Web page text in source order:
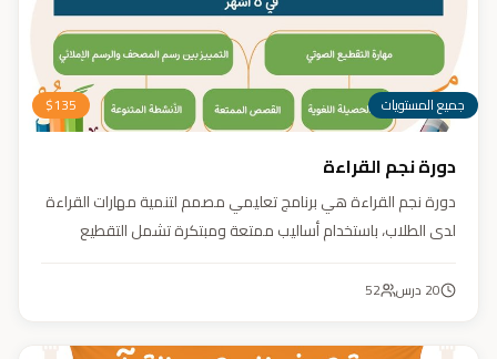
جميع المستويات $135
دورة نجم القراءة
دورة نجم القراءة هي برنامج تعليمي مصمم لتنمية مهارات القراءة
لدى الطلاب، باستخدام أساليب ممتعة ومبتكرة تشمل التقطيع
والمحادثات. يهدف البرنامج إلى تعزيز قدرات الطلاب في التمييز بين
20 درس 52